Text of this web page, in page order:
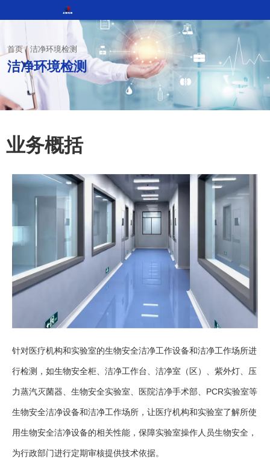
首页/ 洁净环境检测
洁净环境检测
业务概括
针对医疗机构和实验室的生物安全洁净工作设备和洁净工作场所进
行检测，如生物安全柜、洁净工作台、洁净室（区）、紫外灯、压
力蒸汽灭菌器、生物安全实验室、医院洁净手术部、PCR实验室等
生物安全洁净设备和洁净工作场所，让医疗机构和实验室了解所使
用生物安全洁净设备的相关性能，保障实验室操作人员生物安全，
为行政部门进行定期审核提供技术依据。